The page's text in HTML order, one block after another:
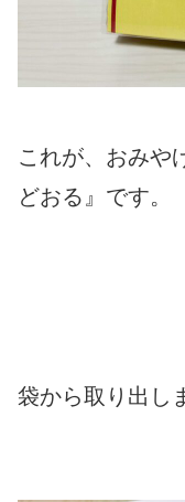
これが、おみや
どおる』です。
袋から取り出し